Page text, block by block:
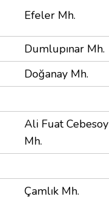
Efeler Mh.
Dumlupınar Mh.
Doğanay Mh.
Ali Fuat Cebesoy
Mh.
Çamlık Mh.